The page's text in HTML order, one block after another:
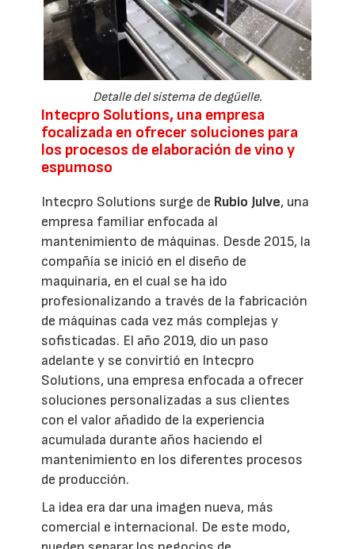
Detalle del sistema de degüelle.
Intecpro Solutions, una empresa
focalizada en ofrecer soluciones para
los procesos de elaboración de vino y
espumoso
Intecpro Solutions surge de Rubio Julve, una
empresa familiar enfocada al
mantenimiento de máquinas. Desde 2015, la
compañía se inició en el diseño de
maquinaria, en el cual se ha ido
profesionalizando a través de la fabricación
de máquinas cada vez más complejas y
sofisticadas. El año 2019, dio un paso
adelante y se convirtió en Intecpro
Solutions, una empresa enfocada a ofrecer
soluciones personalizadas a sus clientes
con el valor añadido de la experiencia
acumulada durante años haciendo el
mantenimiento en los diferentes procesos
de producción.
La idea era dar una imagen nueva, más
comercial e internacional. De este modo,